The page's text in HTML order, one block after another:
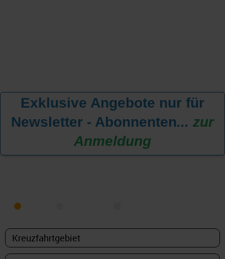
Exklusive Angebote nur für
Newsletter - Abonnenten... zur
Anmeldung